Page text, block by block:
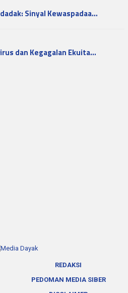
Sinyal Kewaspadaa…
dan Kegagalan Ekuita…
REDAKSI
PEDOMAN MEDIA SIBER